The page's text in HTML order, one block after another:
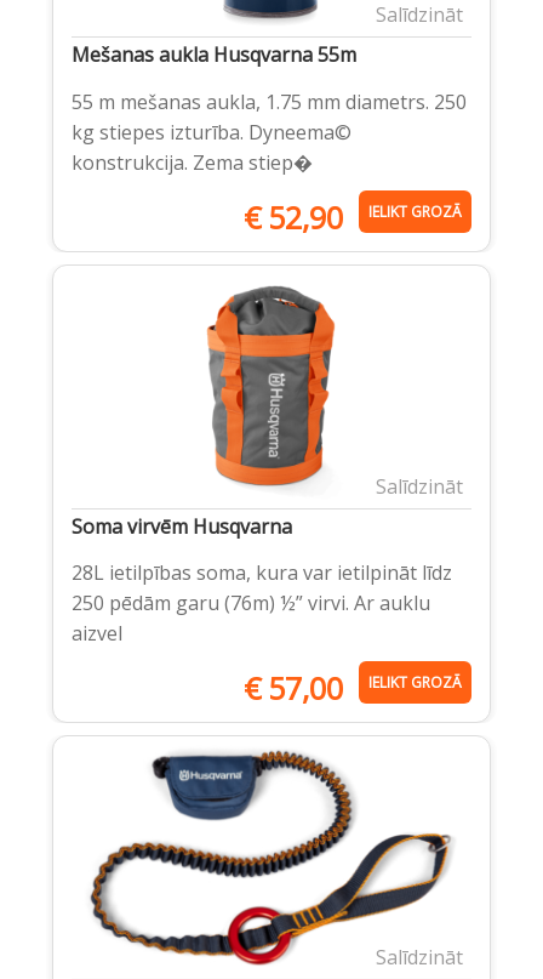
Salīdzināt
Mešanas aukla Husqvarna 55m
55 m mešanas aukla, 1.75 mm diametrs. 250
kg stiepes izturība. Dyneema©
konstrukcija. Zema stiep�
€52,90 IELIKT GROZĀ
Salīdzināt
Soma virvēm Husqvarna
28L ietilpības soma, kura var ietilpināt līdz
250 pēdām garu (76m) ½” virvi. Ar auklu
aizvel
€57,00 IELIKT GROZĀ
Salīdzināt